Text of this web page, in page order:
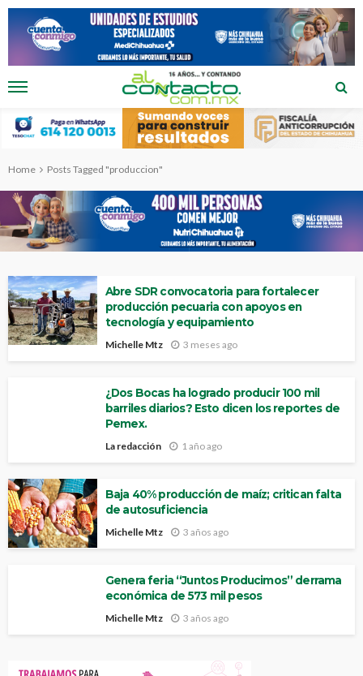
Home Posts Tagged "produccion"
Abre SDR convocatoria para fortalecer
producción pecuaria con apoyos en
tecnología y equipamiento
Michelle Mtz 3 meses ago
¿Dos Bocas ha logrado producir 100 mil
barriles diarios? Esto dicen los reportes de
Pemex.
La redacción 1 año ago
Baja 40% producción de maíz; critican falta
de autosuficiencia
Michelle Mtz 3 años ago
Genera feria “Juntos Producimos” derrama
económica de 573 mil pesos
Michelle Mtz 3 años ago